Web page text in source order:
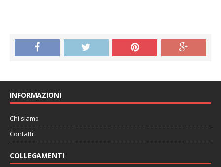
INFORMAZIONI
Chi siamo
Contatti
COLLEGAMENTI